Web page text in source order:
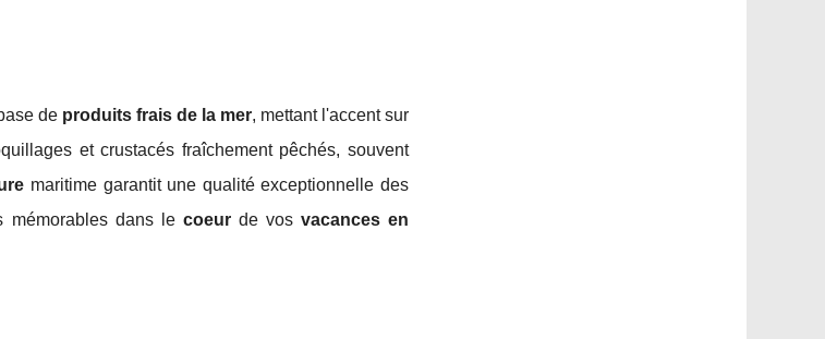
de produits frais de la mer, mettant l'accent sur
et crustacés fraîchement pêchés, souvent
maritime garantit une qualité exceptionnelle des
mémorables dans le coeurde vos vacances en